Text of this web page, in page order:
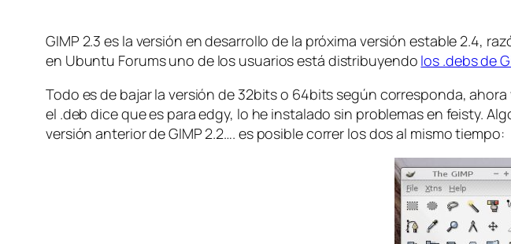
GIMP 2.3 es la versión en desarrollo de la próxima versión estable 2.4,
en Ubuntu Forums uno de los usuarios está distribuyendo los .debs de
Todo es de bajar la versión de 32bits o 64bits según corresponda, ahora
el .deb dice que es para edgy, lo he instalado sin problemas en feisty.
versión anterior de GIMP 2.2…. es posible correr los dos al mismo tiempo: